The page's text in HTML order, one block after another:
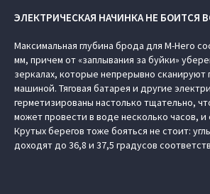
ЭЛЕКТРИЧЕСКАЯ НАЧИНКА НЕ БОИТСЯ
Максимальная глубина брода для M-Hero
мм, причем от «заплывания за буйки»
зеркалах, которые непрерывно сканируют
машиной. Тяговая батарея и другие
герметизированы настолько тщательно,
может провести в воде несколько часов, и
Крутых берегов тоже бояться не стоит:
доходят до 36,8 и 37,5 градусов